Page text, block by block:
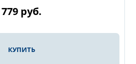
779 руб.
КУПИТЬ